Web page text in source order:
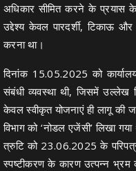
अधिकार सीमित करने के प्रयास
उद्देश्य केवल पारदर्शी, टिकाऊ
करना था।
दिनांक 15.05.2025 को
संबंधी व्यवस्था थी, जिसमें उल्लेख
केवल स्वीकृत योजनाएं ही लागू
विभाग को ‘नोडल एजेंसी’ लिखा
त्रुटि को 23.06.2025 के
स्पष्टीकरण के कारण उत्पन्न भ्रम